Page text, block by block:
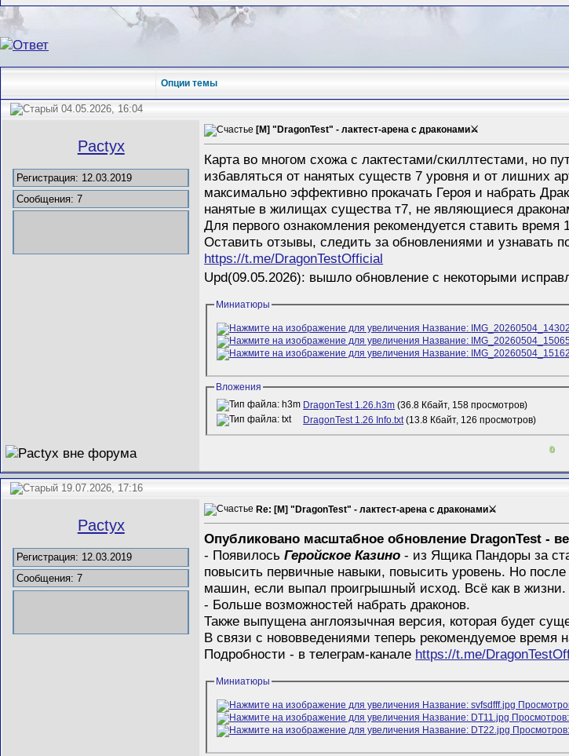
Опции темы
04.05.2026, 16:04
Pactyx
Регистрация: 12.03.2019
Сообщения: 7
[M] "DragonTest" - лактест-арена с драконами⚔
Карта во многом схожа с лактестами/скиллтестами, но
избавляться от нанятых существ 7 уровня и от лишних
максимально эффективно прокачать Героя и набрать
нанятые в жилищах существа т7, не являющиеся
Для первого ознакомления рекомендуется ставить
Оставить отзывы, следить за обновлениями и узнавать
https://t.me/DragonTestOfficial
Upd(09.05.2026): вышло обновление с некоторыми
Миниатюры
Вложения
DragonTest 1.26.h3m (36.8 Кбайт, 158 просмотров)
DragonTest 1.26 Info.txt (13.8 Кбайт, 126 просмотров)
0
19.07.2026, 17:16
Pactyx
Регистрация: 12.03.2019
Сообщения: 7
Re: [M] "DragonTest" - лактест-арена с драконами⚔
Опубликовано масштабное обновление DragonTest -
- Появилось Геройское Казино - из Ящика Пандоры за
повысить первичные навыки, повысить уровень. Но
машин, если выпал проигрышный исход. Всё как в жизни.
- Больше возможностей набрать драконов.
Также выпущена англоязычная версия, которая будет
В связи с нововведениями теперь рекомендуемое время
Подробности - в телеграм-канале https://t.me/
Миниатюры